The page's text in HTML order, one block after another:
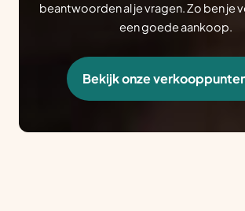
beantwoorden al je vragen. Zo ben je
een goede aankoop.
Bekijk onze